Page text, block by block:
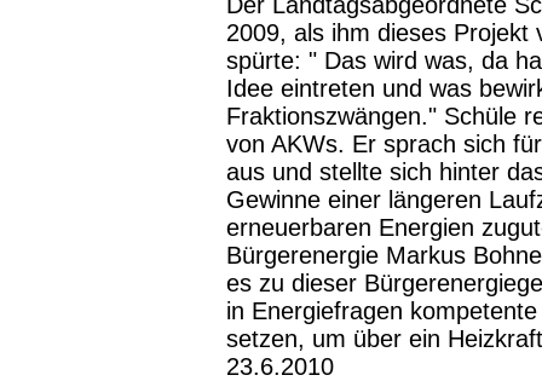
2009, als ihm dieses Projekt
spürte: " Das wird was, da
Idee eintreten und was
Fraktionszwängen." Schüle
von AKWs. Er sprach sich
aus und stellte sich hinter
Gewinne einer längeren
erneuerbaren Energien
Bürgerenergie Markus
es zu dieser
in Energiefragen
setzen, um über ein
23.6.2010